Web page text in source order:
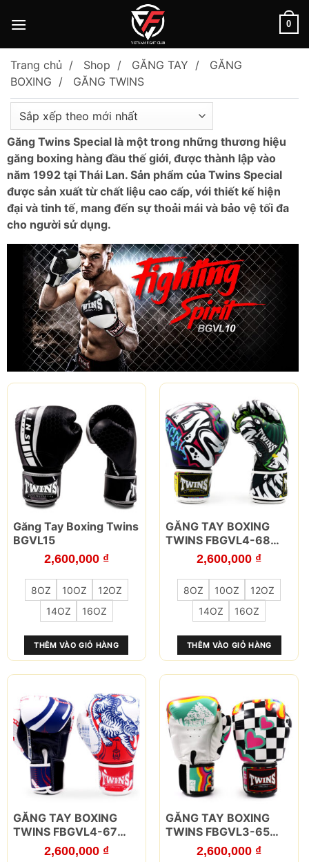
0
Trang chủ Shop GĂNG TAY
GĂNG
BOXING
GĂNG TWINS
Găng Twins Special là một trong những thương hiệu
găng boxing hàng đầu thế giới, được thành lập vào
năm 1992 tại Thái Lan. Sản phẩm của Twins Special
được sản xuất từ chất liệu cao cấp, với thiết kế hiện
đại và tinh tế, mang đến sự thoải mái và bảo vệ tối đa
cho người sử dụng.
8OZ 10OZ
12OZ
14OZ
16OZ
Găng Tay Boxing Twins
BGVL15
2,600,000 ₫
THÊM VÀO GIỎ HÀNG
Sản
phẩm
có
nhiều
biến
thể.
Các
chọn
có
thể
chọn
trên
trang
sản
phẩm
8OZ 10OZ
12OZ
14OZ
16OZ
GĂNG TAY BOXING
TWINS FBGVL4-68
GRAFFITI2,600,000 ₫
THÊM VÀO GIỎ HÀNG
Sản
phẩm
có
nhiều
biến
thể.
Các
chọn
có
thể
chọn
trên
trang
sản
phẩm
GĂNG TAY BOXING
TWINS FBGVL4-67
YANT2,600,000 ₫
Sản
phẩm
có
GĂNG TAY BOXING
TWINS FBGVL3-65
CHESS2,600,000 ₫
Sản
phẩm
có